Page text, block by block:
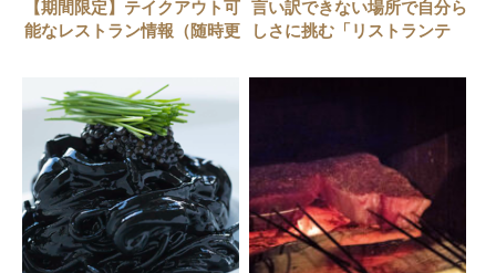
【期間限定】テイクアウト可
能なレストラン情報（随時更
言い訳できない場所で自分ら
しさに挑む「リストランテ